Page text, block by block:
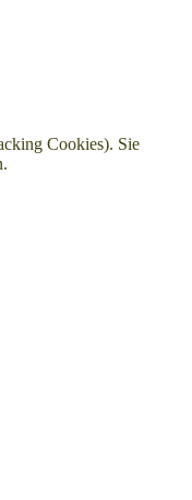
Cookies). Sie